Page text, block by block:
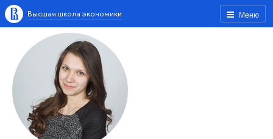
Меню
Высшая школа экономики